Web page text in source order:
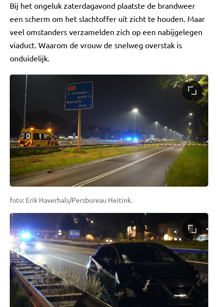
Bij het ongeluk zaterdagavond plaatste de brandweer
een scherm om het slachtoffer uit zicht te houden. Maar
veel omstanders verzamelden zich op een nabijgelegen
viaduct. Waarom de vrouw de snelweg overstak is
onduidelijk.
foto: Erik Haverhals/Persbureau Heitink.